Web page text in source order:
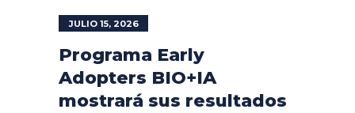
JULIO 15, 2026
Programa Early
Adopters BIO+IA
mostrará sus resultados